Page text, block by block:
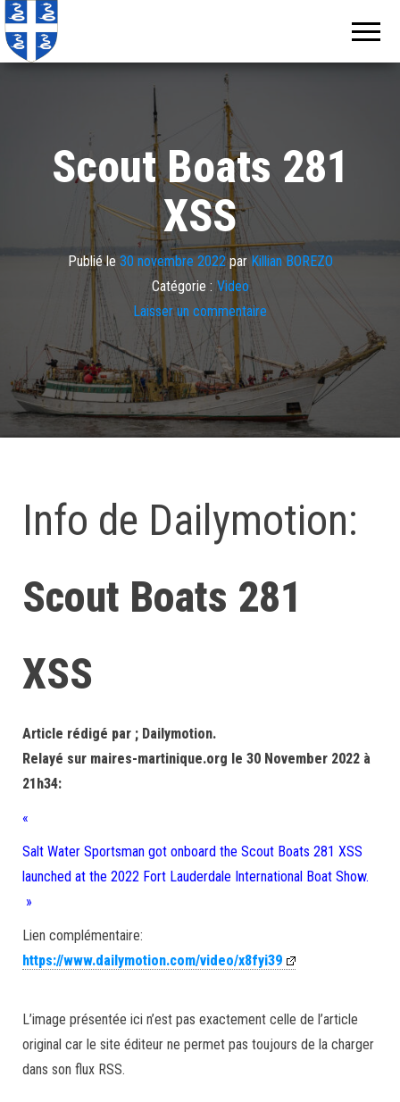
Scout Boats 281
XSS
Publié le 30 novembre 2022par Killian BOREZO
Catégorie : Video
Laisser un commentaire
Info de Dailymotion:
Scout Boats 281
XSS
Article rédigé par ; Dailymotion.
Relayé sur maires-martinique.org le 30 November 2022 à
21h34:
«
Salt Water Sportsman got onboard the Scout Boats 281 XSS
launched at the 2022 Fort Lauderdale International Boat Show.
»
Lien complémentaire:
https://www.dailymotion.com/video/x8fyi39
L’image présentée ici n’est pas exactement celle de l’article
original car le site éditeur ne permet pas toujours de la charger
dans son flux RSS.